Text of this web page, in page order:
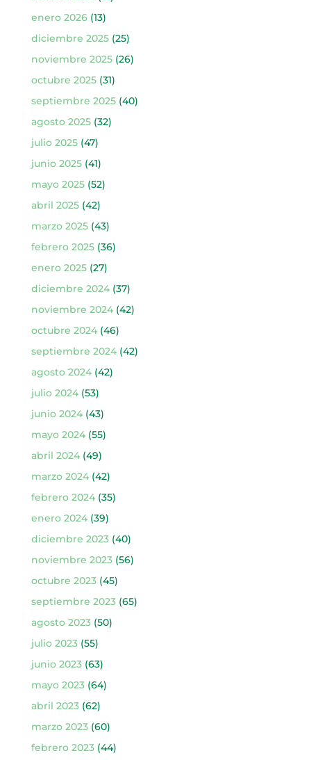
enero 2026(13)
diciembre 2025(25)
noviembre 2025(26)
octubre 2025(31)
septiembre 2025(40)
agosto 2025(32)
julio 2025(47)
junio 2025(41)
mayo 2025(52)
abril 2025(42)
marzo 2025(43)
febrero 2025(36)
enero 2025(27)
diciembre 2024(37)
noviembre 2024(42)
octubre 2024(46)
septiembre 2024(42)
agosto 2024(42)
julio 2024(53)
junio 2024(43)
mayo 2024(55)
abril 2024(49)
marzo 2024(42)
febrero 2024(35)
enero 2024(39)
diciembre 2023(40)
noviembre 2023(56)
octubre 2023(45)
septiembre 2023(65)
agosto 2023(50)
julio 2023(55)
junio 2023(63)
mayo 2023(64)
abril 2023(62)
marzo 2023(60)
febrero 2023(44)